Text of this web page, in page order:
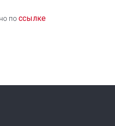
поссылке